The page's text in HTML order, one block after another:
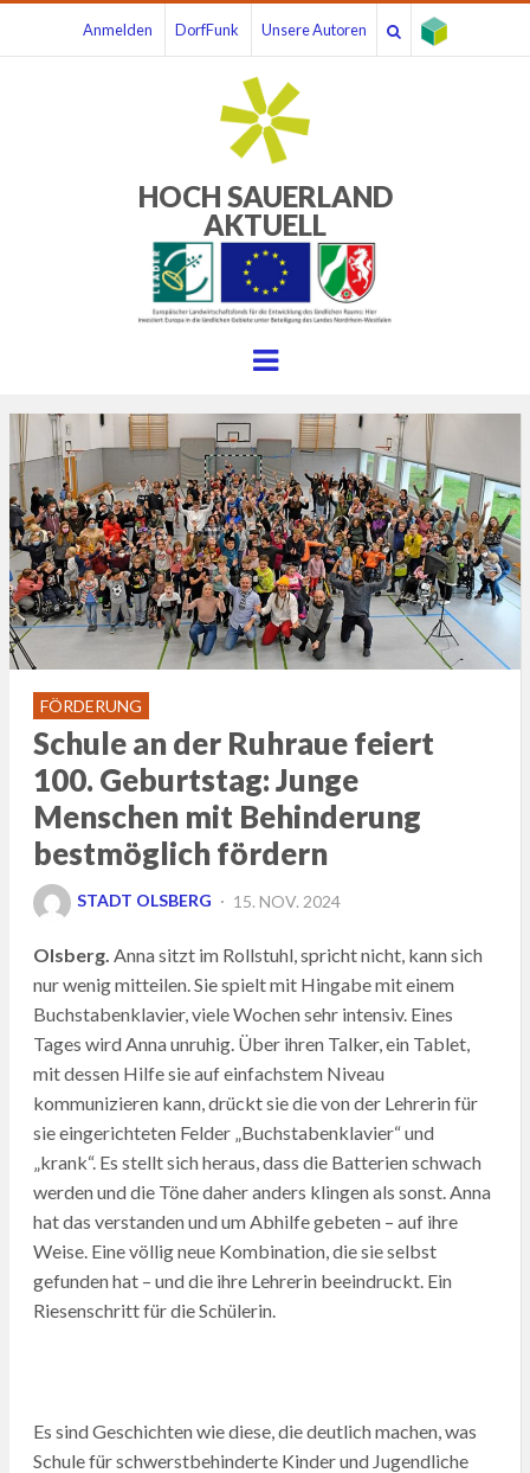
Anmelden DorfFunk Unsere Autoren
HOCH SAUERLAND
AKTUELL
Menu
FÖRDERUNG
Schule an der Ruhraue feiert
100. Geburtstag: Junge
Menschen mit Behinderung
bestmöglich fördern
STADT OLSBERG
POSTED
15. NOV. 2024
Olsberg. Anna sitzt im Rollstuhl, spricht nicht, kann sich
nur wenig mitteilen. Sie spielt mit Hingabe mit einem
Buchstabenklavier, viele Wochen sehr intensiv. Eines
Tages wird Anna unruhig. Über ihren Talker, ein Tablet,
mit dessen Hilfe sie auf einfachstem Niveau
kommunizieren kann, drückt sie die von der Lehrerin für
sie eingerichteten Felder „Buchstabenklavier“ und
„krank“. Es stellt sich heraus, dass die Batterien schwach
werden und die Töne daher anders klingen als sonst. Anna
hat das verstanden und um Abhilfe gebeten – auf ihre
Weise. Eine völlig neue Kombination, die sie selbst
gefunden hat – und die ihre Lehrerin beeindruckt. Ein
Riesenschritt für die Schülerin.
Es sind Geschichten wie diese, die deutlich machen, was
Schule für schwerstbehinderte Kinder und Jugendliche